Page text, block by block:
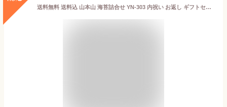
送料無料 送料込 山本山 海苔詰合せ YN-303 内祝い お返し ギフトセット 出産内祝い 結婚内祝い 入学内祝い 敬老の日 御祝 敬寿 お供え 御供 初盆志 香典返し 粗供養 快気祝い 快気内祝い